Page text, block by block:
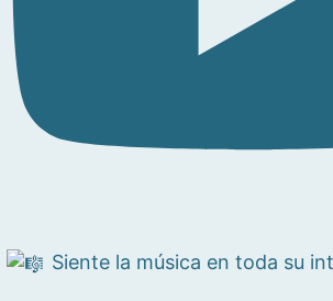
Siente la música en toda su